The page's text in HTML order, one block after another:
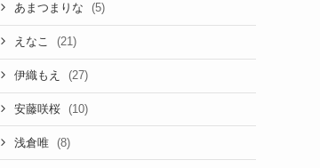
あまつまりな (5)
えなこ (21)
伊織もえ (27)
安藤咲桜 (10)
浅倉唯 (8)